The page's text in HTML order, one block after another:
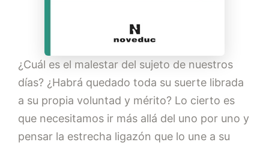
¿Cuál es el malestar del sujeto de nuestros
días? ¿Habrá quedado toda su suerte librada
a su propia voluntad y mérito? Lo cierto es
que necesitamos ir más allá del uno por uno y
pensar la estrecha ligazón que lo une a su